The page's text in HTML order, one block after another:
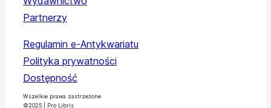
Partnerzy
Regulamin e-Antykwariatu
Polityka prywatności
Dostępność
Wszelkie prawa zastrzeżone
©2025 | Pro Libris